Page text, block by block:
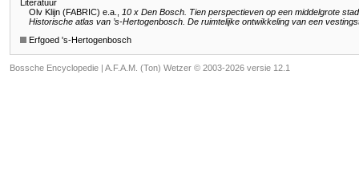
Literatuur
Olv Klijn (FABRIC) e.a., 10 x Den Bosch. Tien perspectieven op een middelgrote stad
Historische atlas van ’s-Hertogenbosch. De ruimtelijke ontwikkeling van een
Erfgoed 's-Hertogenbosch
Bossche Encyclopedie | A.F.A.M. (Ton) Wetzer © 2003-2026 versie 12.1